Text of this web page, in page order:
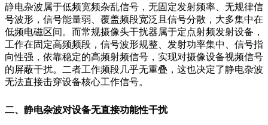
静电杂波属于低频宽频杂乱信号，无固定发射频率、无规律信
号波形，信号能量弱、覆盖频段宽泛且信号分散，大多集中在
低频电磁区间。而常规摄像头干扰器属于定点射频发射设备，
工作在固定高频频段，信号波形规整、发射功率集中、信号指
向性强，依靠稳定的高频射频信号，实现对摄像设备视频信号
的屏蔽干扰。二者工作频段几乎无重叠，这也决定了静电杂波
无法直接击穿设备核心工作信号。
二、静电杂波对设备无直接功能性干扰